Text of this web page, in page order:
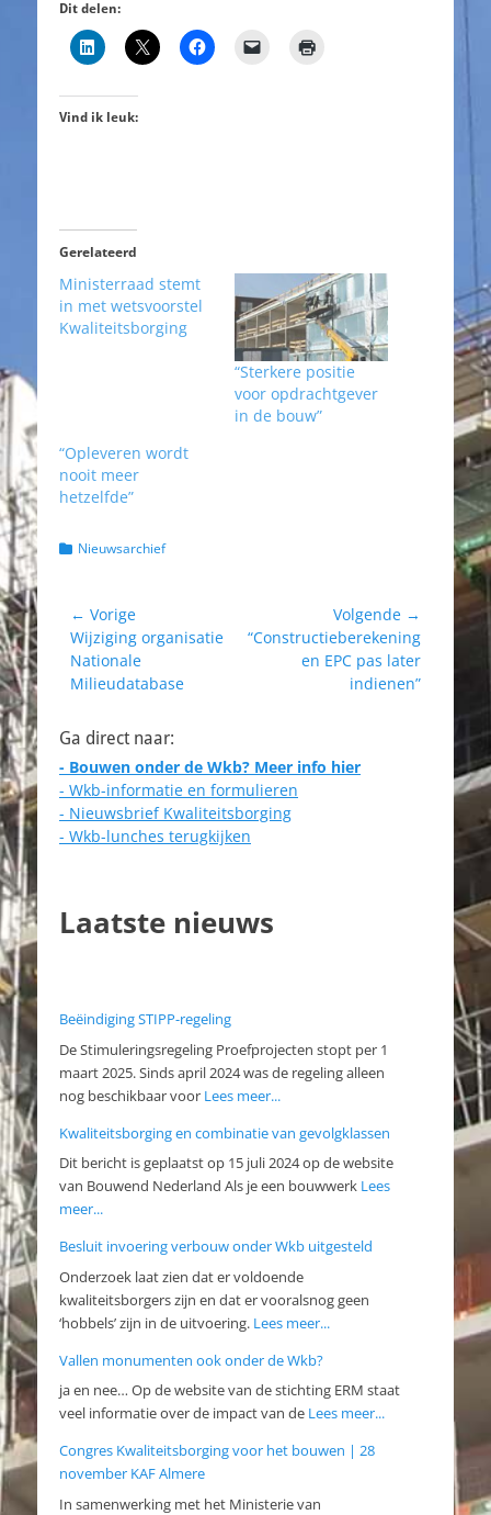
Dit delen:
Vind ik leuk:
Gerelateerd
Ministerraad stemt
in met wetsvoorstel
Kwaliteitsborging
“Sterkere positie
voor opdrachtgever
in de bouw”
“Opleveren wordt
nooit meer
hetzelfde”
Categorieën
Nieuwsarchief
Bericht
navigatie
← Vorige
Vorig
bericht:
Wijziging organisatie
Nationale
Milieudatabase
Volgende →
Volgend
“Constructieberekening
en EPC pas later
indienen”
Ga direct naar:
- Bouwen onder de Wkb? Meer info hier
- Wkb-informatie en formulieren
- Nieuwsbrief Kwaliteitsborging
- Wkb-lunches terugkijken
Laatste nieuws
Beëindiging STIPP-regeling
De Stimuleringsregeling Proefprojecten stopt per 1
maart 2025. Sinds april 2024 was de regeling alleen
nog beschikbaar voor Lees meer...
Kwaliteitsborging en combinatie van gevolgklassen
Dit bericht is geplaatst op 15 juli 2024 op de website
van Bouwend Nederland Als je een bouwwerk Lees
meer...
Besluit invoering verbouw onder Wkb uitgesteld
Onderzoek laat zien dat er voldoende
kwaliteitsborgers zijn en dat er vooralsnog geen
‘hobbels’ zijn in de uitvoering. Lees meer...
Vallen monumenten ook onder de Wkb?
ja en nee… Op de website van de stichting ERM staat
veel informatie over de impact van de Lees meer...
Congres Kwaliteitsborging voor het bouwen | 28
november KAF Almere
In samenwerking met het Ministerie van